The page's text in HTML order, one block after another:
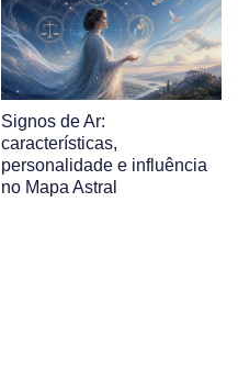
Signos de Ar:
características,
personalidade e influência
no Mapa Astral